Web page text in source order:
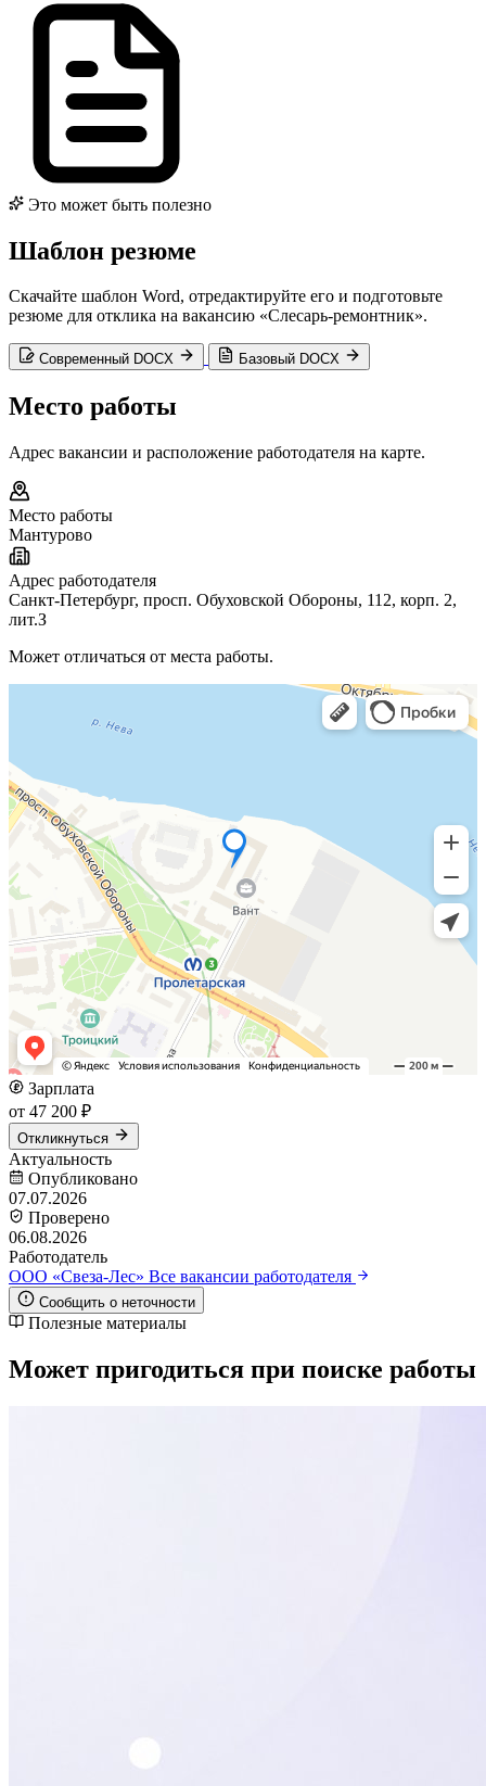
Это может быть полезно
Шаблон резюме
Скачайте шаблон Word, отредактируйте его и подготовьте
резюме для отклика на вакансию «Слесарь-ремонтник».
Современный DOCX Базовый DOCX
Место работы
Адрес вакансии и расположение работодателя на карте.
Место работы
Мантурово
Адрес работодателя
Санкт-Петербург, просп. Обуховской Обороны, 112, корп. 2,
лит.З
Может отличаться от места работы.
Зарплата
от 47 200 ₽
Откликнуться
Актуальность
Опубликовано
07.07.2026
Проверено
06.08.2026
Работодатель
ООО «Свеза-Лес» Все вакансии работодателя
Сообщить о неточности
Полезные материалы
Может пригодиться при поиске работы